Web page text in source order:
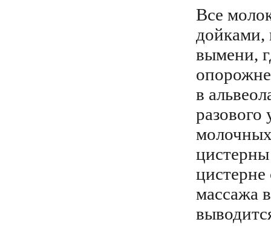
Все
дойками,
вымени,
в
разового
цистерне
массажа